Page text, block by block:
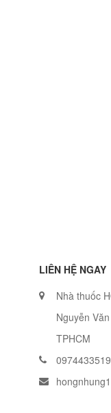
LIÊN HỆ NGAY
Nhà thuốc
Nguyễn
TPHCM